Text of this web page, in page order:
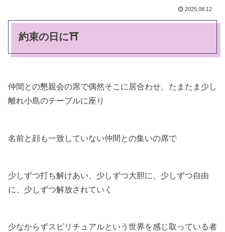
2025.08.12
約束の日に⛩️
仲間との懇親会の席で偶然そこに居合わせ、たまたま少し
離れ小島のテーブルに座り
名前と顔も一致していない仲間との集いの席で
少しずつ打ち解けあい、少しずつ大胆に、少しずつ自由
に、少しずつ解放されていく
少なからずスピリチュアルという世界を感じ取っている者